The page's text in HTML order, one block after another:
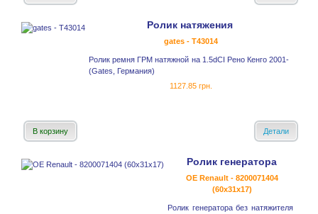
Ролик натяжения
gates - T43014
Ролик ремня ГРМ натяжной на 1.5dCI Рено Кенго 2001-
(Gates, Германия)
1127.85 грн.
В корзину Детали
Ролик генератора
OE Renault - 8200071404
(60x31x17)
Ролик генератора без натяжителя